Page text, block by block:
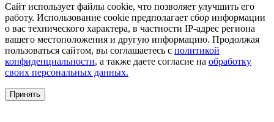
Сайт использует файлы cookie, что позволяет улучшить его
работу. Использование cookie предполагает сбор информации
о вас технического характера, в частности IP-адрес региона
вашего местоположения и другую информацию. Продолжая
пользоваться сайтом, вы соглашаетесь с политикой
конфиденциальности, а также даете согласие на обработку
своих персональных данных.
Принять